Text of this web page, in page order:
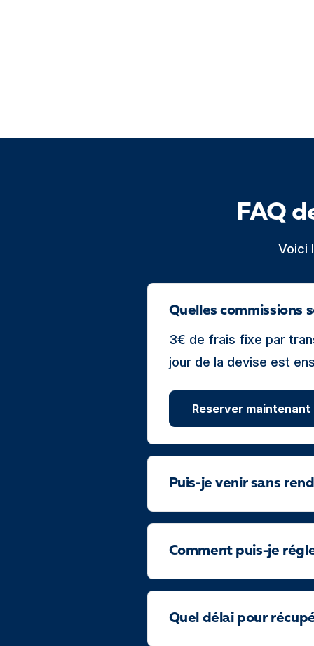
FAQ
Voici
Quelles commissions
3€ de frais fixe par
jour de la devise est
Reserver maintenant
Puis-je venir sans
Comment puis-je
Quel délai pour